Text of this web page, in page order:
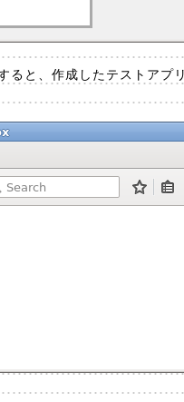
と、作成したテストアプ